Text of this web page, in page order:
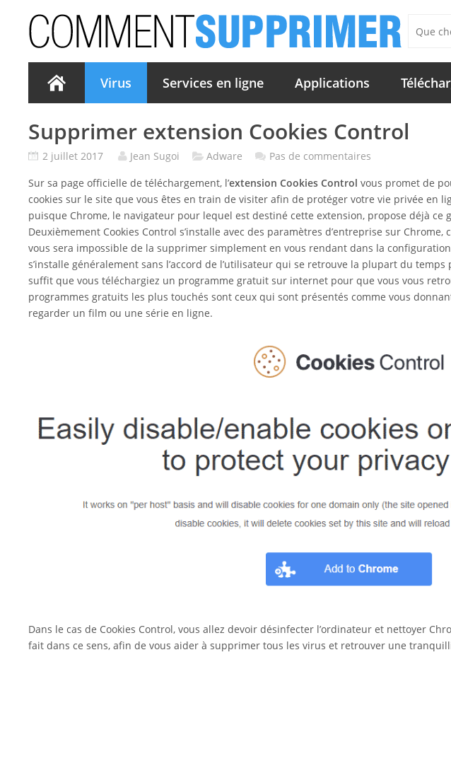
Virus Services en ligne Applications
Supprimer extension Cookies Control
2 juillet 2017 Jean Sugoi Adware
Pas de commentaires
Sur sa page officielle de téléchargement, l’extension Cookies Control vous promet de
cookies sur le site que vous êtes en train de visiter afin de protéger votre vie privée en
puisque Chrome, le navigateur pour lequel est destiné cette extension, propose déjà
Deuxièmement Cookies Control s’installe avec des paramètres d’entreprise sur
vous sera impossible de la supprimer simplement en vous rendant dans la
s’installe généralement sans l’accord de l’utilisateur qui se retrouve la plupart du
suffit que vous téléchargiez un programme gratuit sur internet pour que vous vous
programmes gratuits les plus touchés sont ceux qui sont présentés comme vous
regarder un film ou une série en ligne.
Dans le cas de Cookies Control, vous allez devoir désinfecter l’ordinateur et nettoyer
fait dans ce sens, afin de vous aider à supprimer tous les virus et retrouver une